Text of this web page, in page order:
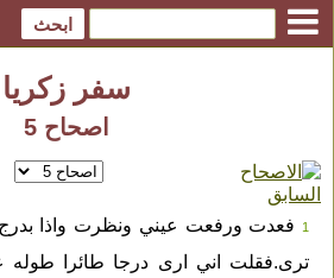
سفر زكريا
اصحاح 5
1فعدت ورفعت عيني ونظرت واذا
ترى.فقلت اني ارى درجا طائرا